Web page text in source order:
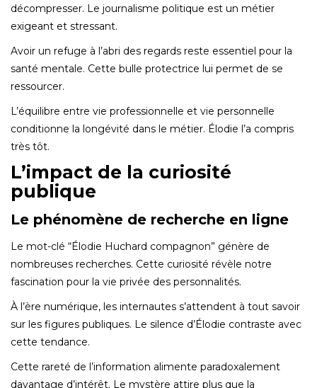
décompresser. Le journalisme politique est un métier
exigeant et stressant.
Avoir un refuge à l’abri des regards reste essentiel pour la
santé mentale. Cette bulle protectrice lui permet de se
ressourcer.
L’équilibre entre vie professionnelle et vie personnelle
conditionne la longévité dans le métier. Élodie l’a compris
très tôt.
L’impact de la curiosité
publique
Le phénomène de recherche en ligne
Le mot-clé “Élodie Huchard compagnon” génère de
nombreuses recherches. Cette curiosité révèle notre
fascination pour la vie privée des personnalités.
À l’ère numérique, les internautes s’attendent à tout savoir
sur les figures publiques. Le silence d’Élodie contraste avec
cette tendance.
Cette rareté de l’information alimente paradoxalement
davantage d’intérêt. Le mystère attire plus que la